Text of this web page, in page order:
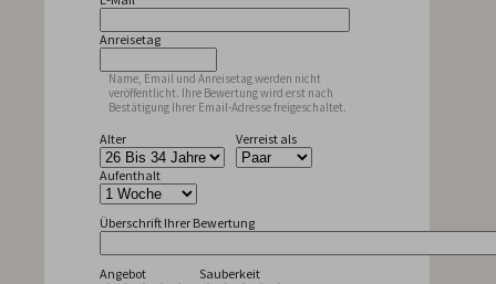
Anreisetag
Name, Email und Anreisetag werden nicht
veröffentlicht. Ihre Bewertung wird erst nach
Bestätigung Ihrer Email-Adresse freigeschaltet.
Alter Verreist als
Aufenthalt
Überschrift Ihrer Bewertung
Angebot Sauberkeit